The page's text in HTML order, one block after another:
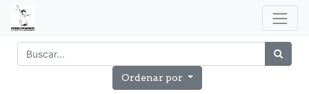
Ordenar por